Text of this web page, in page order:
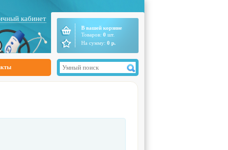
кабинет
В вашей корзине
Товаров: 0 шт.
На сумму: 0 р.